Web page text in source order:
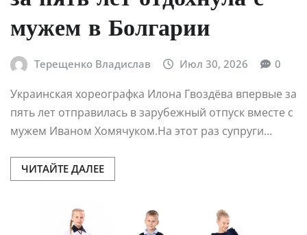
мужем в Болгарии
Терещенко Владислав Июл 30, 2026 0
Украинская хореографка Илона Гвоздёва впервые за
пять лет отправилась в зарубежный отпуск вместе с
мужем Иваном Хомячуком.На этот раз супруги…
ЧИТАЙТЕ ДАЛЕЕ